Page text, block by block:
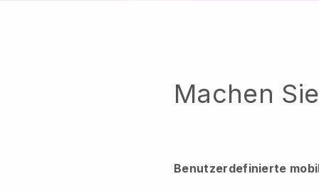
Machen
Benutzerdefinierte